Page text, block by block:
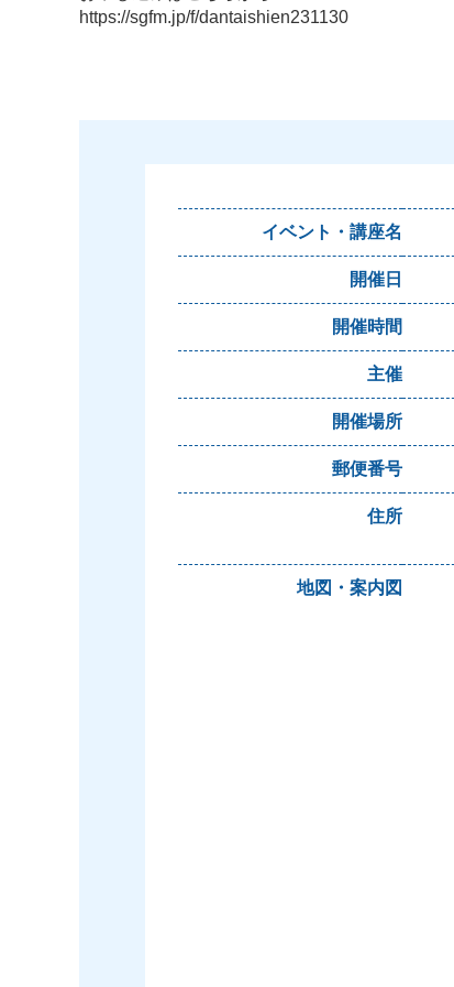
https://sgfm.jp/f/dantaishien231130
イベント・講座名
開催日
開催時間
主催
開催場所
郵便番号
住所
地図・案内図